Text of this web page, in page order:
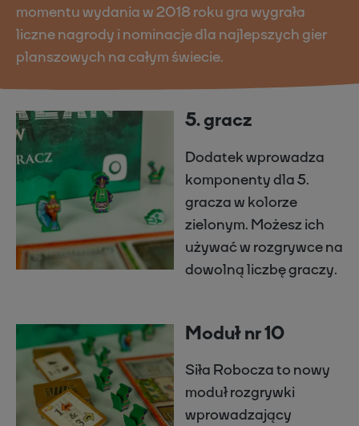
momentu wydania w 2018 roku gra wygrała
liczne nagrody i nominacje dla najlepszych gier
planszowych na całym świecie.
5. gracz
Dodatek wprowadza
komponenty dla 5.
gracza w kolorze
zielonym. Możesz ich
używać w rozgrywce na
dowolną liczbę graczy.
Moduł nr 10
Siła Robocza to nowy
moduł rozgrywki
wprowadzający